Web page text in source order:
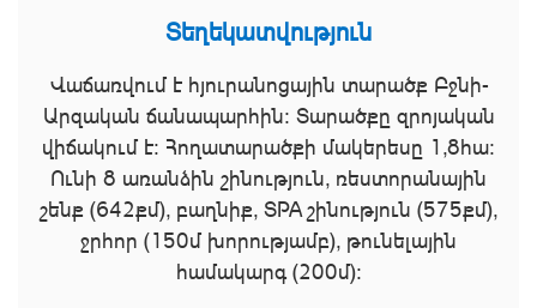
Տեղեկատվություն
Վաճառվում է հյուրանոցային տարածք Բջնի-
Արզական ճանապարհին։ Տարածքը զրոյական
վիճակում է։ Հողատարածքի մակերեսը 1,8հա։
Ունի 8 առանձին շինություն, ռեստորանային
շենք (642քմ), բաղնիք, SPA շինություն (575քմ),
ջրհոր (150մ խորությամբ), թունելային
համակարգ (200մ)։